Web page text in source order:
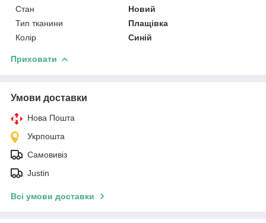
Стан
Новий
Тип тканини
Плащівка
Колір
Синій
Приховати
Умови доставки
Нова Пошта
Укрпошта
Самовивіз
Justin
Всі умови доставки